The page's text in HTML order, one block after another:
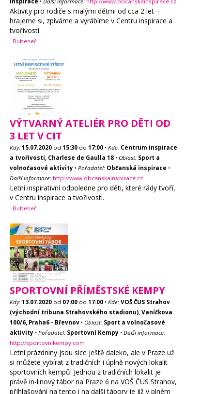
Aktivity pro rodiče s malými dětmi od cca 2 let –
hrajeme si, zpíváme a vyrábíme v Centru inspirace a
tvořivosti.
Bubeneč
VÝTVARNÝ ATELIÉR PRO DĚTI OD
3 LET V CIT
Kdy: 15.07.2020 od 15:30 do 17:00 • Kde: Centrum inspirace
a tvořivosti, Charlese de Gaulla 18 • Oblast: Sport a
volnočasové aktivity • Pořadatel: Občanská inspirace •
Další informace: http://www.obcanskainspirace.cz
Letní inspirativní odpoledne pro děti, které rády tvoří,
v Centru inspirace a tvořivosti.
Bubeneč
SPORTOVNÍ PŘÍMĚSTSKÉ KEMPY
Kdy: 13.07.2020 od 07:00 do 17:00 • Kde: VOŠ ČUS Strahov
(východní tribuna Strahovského stadionu), Vaníčkova
100/6, Praha6 - Břevnov • Oblast: Sport a volnočasové
aktivity • Pořadatel: Sportovní Kempy • Další informace:
http://sportovnikempy.com
Letní prázdniny jsou sice ještě daleko, ale v Praze už
si můžete vybírat z tradičních i úplně nových lokalit
sportovních kempů. Jednou z tradičních lokalit je
právě in-linový tábor na Praze 6 na VOŠ ČUS Strahov,
přihlašování na tento i na další tábory je již v plném